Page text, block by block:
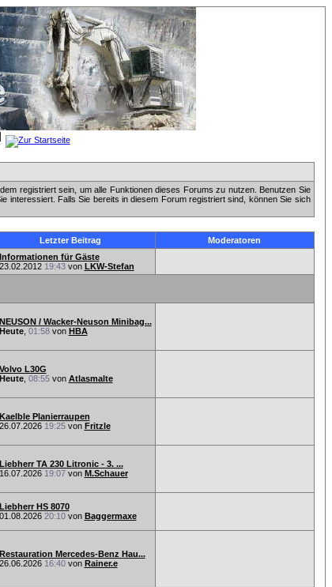
registriert sein, um alle Funktionen dieses Forums zu nutzen. Benutzen Sie
Falls Sie bereits in diesem Forum registriert sind, können Sie sich
Letzter Beitrag Moderatoren
Informationen für Gäste
23.02.2012 19:43von LKW-Stefan
NEUSON / Wacker-Neuson Minibag...
Heute, 01:58von HBA
Volvo L30G
Heute, 08:55von Atlasmalte
Kaelble Planierraupen
26.07.2026 19:25von Fritzle
Liebherr TA 230 Litronic - 3. ...
16.07.2026 19:07von M.Schauer
Liebherr HS 8070
01.08.2026 20:10von Baggermaxe
Restauration Mercedes-Benz Hau...
26.06.2026 16:40von Rainer.e